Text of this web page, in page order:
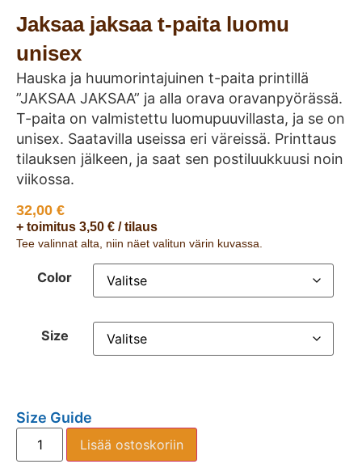
Jaksaa jaksaa t-paita luomu
unisex
Hauska ja huumorintajuinen t-paita printillä
”JAKSAA JAKSAA” ja alla orava oravanpyörässä.
T-paita on valmistettu luomupuuvillasta, ja se on
unisex. Saatavilla useissa eri väreissä. Printtaus
tilauksen jälkeen, ja saat sen postiluukkuusi noin
viikossa.
32,00 €
+ toimitus 3,50 € / tilaus
Tee valinnat alta, niin näet valitun värin kuvassa.
Color
Size
Size Guide
Lisää ostoskoriin